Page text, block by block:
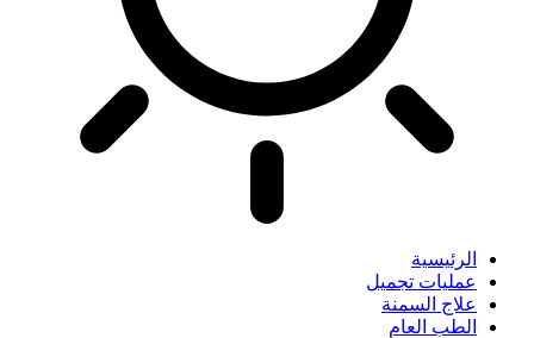
الرئيسية
عمليات تجميل
علاج السمنة
الطب العام